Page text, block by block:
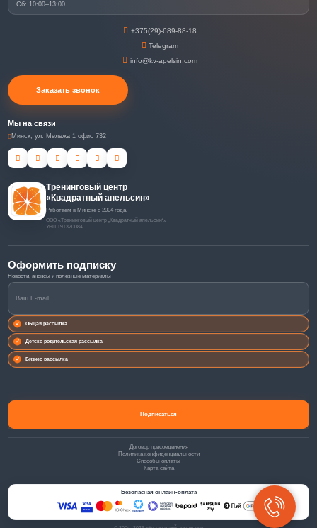
Тренинговый центр
«Квадратный апельсин»
Работаем в Минске с 2004 года.
ООО «Тренинговый центр „Квадратный апельсин“»
УНП 191320084
+375(29)-689-88-18
Telegram
info@kv-apelsin.com
Заказать звонок
Сб: 10:00–13:00
Мы на связи
Минск, ул. Мележа 1 офис 732
Оформить подписку
Общая рассылка
Детско-родительская рассылка
Бизнес рассылка
Договор присоединения
Политика конфиденциальности
Способы оплаты
Карта сайта
Безопасная онлайн-оплата